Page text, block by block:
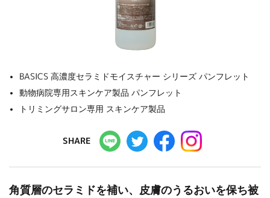
BASICS 高濃度セラミドモイスチャー シリーズ パンフレット
動物病院専用スキンケア製品 パンフレット
トリミングサロン専用 スキンケア製品
SHARE
角質層のセラミドを補い、皮膚のうるおいを保ち被